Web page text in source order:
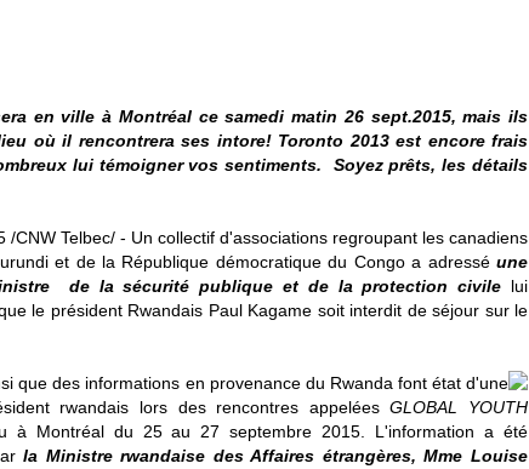
en ville à Montréal ce samedi matin 26 sept.2015, mais ils
où il rencontrera ses intore! Toronto 2013 est encore frais
lui témoigner vos sentiments.
Soyez prêts, les détails
/CNW Telbec/ - Un collectif d'associations regroupant les canadiens
et de la République démocratique du Congoa adresséune
de la sécurité publique et de la protection civile lui
le président Rwandais Paul Kagame soit interdit de séjour sur le
que des informations en provenance du Rwanda font état d'une
rwandais lors des rencontres appeléesGLOBAL YOUTH
à Montréal du 25 au 27 septembre 2015. L'information a été
la Ministre rwandaise des Affaires étrangères, Mme Louise